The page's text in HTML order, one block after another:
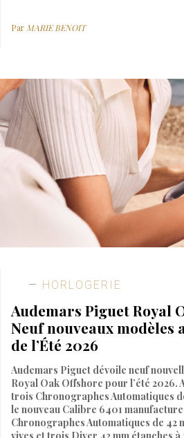
Par MARIE BENOIT
HORLOGERIE
Audemars Piguet Royal
Neuf nouveaux modèles
de l’Été 2026
Audemars Piguet dévoile neuf
Royal Oak Offshore pour l’été 2026.
trois Chronographes Automatiques
le nouveau Calibre 6401
Chronographes Automatiques de 42